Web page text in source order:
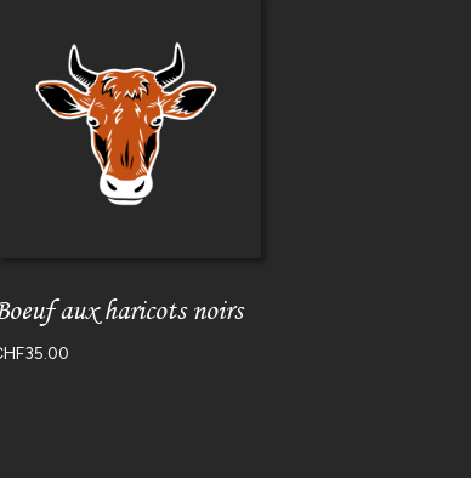
aux haricots noirs
35.00